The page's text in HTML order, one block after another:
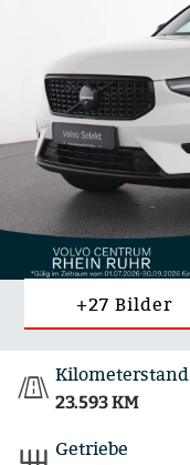
+27 Bilder
Kilometerstand
23.593 KM
Getriebe